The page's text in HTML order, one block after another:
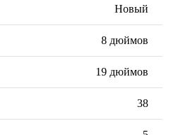
Новый
8 дюймов
19 дюймов
38